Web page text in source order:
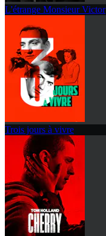
L'étrange Monsieur Victor
Trois jours à vivre